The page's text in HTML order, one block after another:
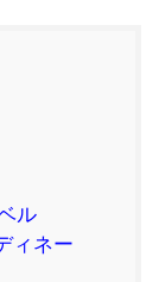
ル
ィネー